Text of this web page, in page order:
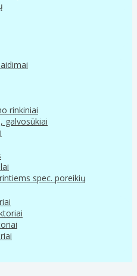
rinkiniai
galvosūkiai
spec. poreikių